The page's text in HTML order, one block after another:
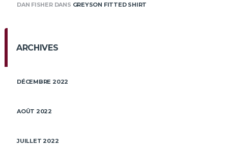
DAN FISHERDANS GREYSON FITTED SHIRT
ARCHIVES
DÉCEMBRE 2022
AOÛT 2022
JUILLET 2022